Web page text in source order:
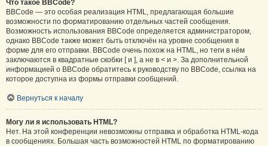
Что такое BBCode?
BBCode — это особая реализация HTML, предлагающая большие
возможности по форматированию отдельных частей сообщения.
Возможность использования BBCode определяется администратором,
однако BBCode также может быть отключён на уровне сообщения в
форме для его отправки. BBCode очень похож на HTML, но теги в нём
заключаются в квадратные скобки [ и ], а не в < и >. За дополнительной
информацией о BBCode обратитесь к руководству по BBCode, ссылка на
которое доступна из формы отправки сообщений.
Вернуться к началу
Могу ли я использовать HTML?
Нет. На этой конференции невозможны отправка и обработка HTML-кода
в сообщениях. Большая часть возможностей HTML по форматированию